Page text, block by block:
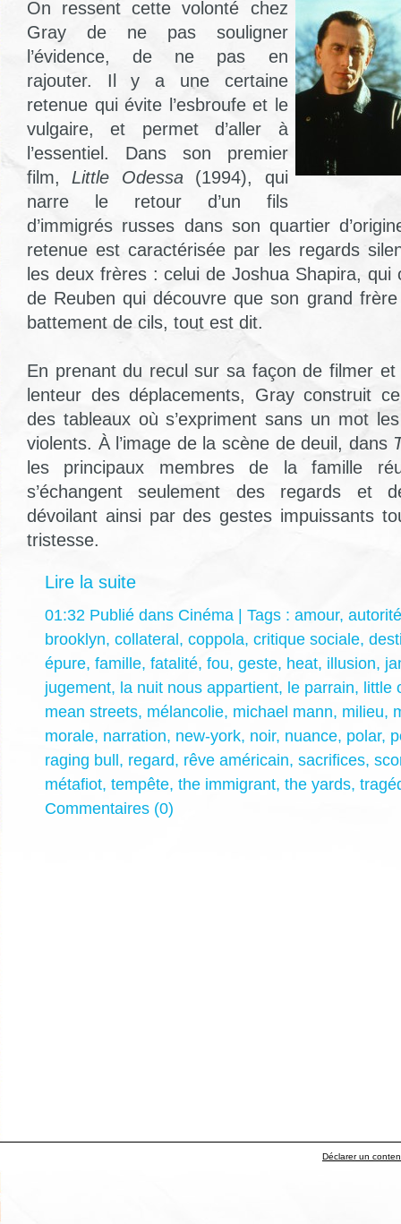
On ressent cette volonté chez
Gray de ne pas souligner
l’évidence, de ne pas en
rajouter. Il y a une certaine
retenue qui évite l’esbroufe et le
vulgaire, et permet d’aller à
l’essentiel. Dans son premier
film, Little Odessa (1994), qui
narre le retour d’un fils
d’immigrés russes dans son quartier
retenue est caractérisée par les regards
les deux frères : celui de Joshua Shapira, qui
de Reuben qui découvre que son grand
battement de cils, tout est dit.
En prenant du recul sur sa façon de filmer et
lenteur des déplacements, Gray construit
des tableaux où s’expriment sans un mot
violents. À l’image de la scène de deuil, dans
les principaux membres de la famille
s’échangent seulement des regards et
dévoilant ainsi par des gestes impuissants
tristesse.
Lire la suite
01:32 Publié dans Cinéma | Tags : amour, autorité
brooklyn, collateral , coppola, critique sociale,
épure, famille, fatalité, fou, geste, heat, illusion,
jugement, la nuit nous appartient, le parrain, little
mean streets, mélancolie, michael mann, milieu,
morale, narration, new-york, noir, nuance, polar,
raging bull , regard, rêve américain, sacrifices,
métafiot, tempête, the immigrant, the yards,
Commentaires (0)
Déclarer un